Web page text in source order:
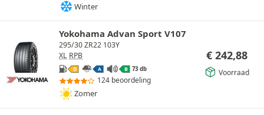
Winter
Yokohama Advan Sport V107
295/30 ZR22 103Y
XL RPB
D A B 73 db
124 beoordeling
Zomer
€ 242,88
Voorraad